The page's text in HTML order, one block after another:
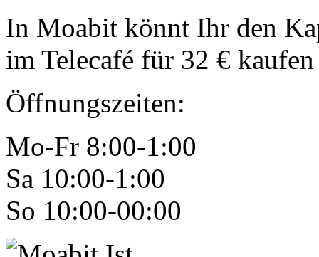
In Moabit könnt Ihr den
im Telecafé für 32 €
Öffnungszeiten:
Mo-Fr 8:00-1:00
Sa 10:00-1:00
So 10:00-00:00